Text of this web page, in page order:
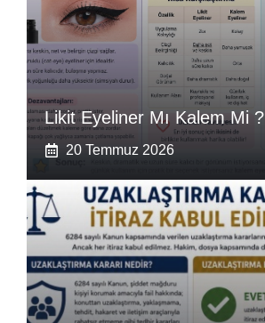
Likit Eyeliner Mı Kalem Mi ?
20 Temmuz 2026